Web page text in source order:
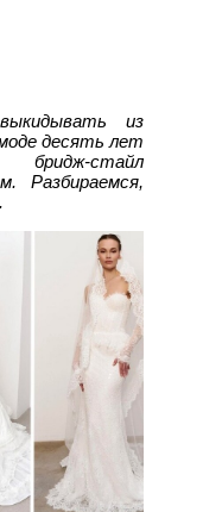
из
десять лет
стайл
Разбираемся,